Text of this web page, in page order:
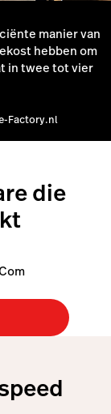
manier van
hebben om
in twee tot vier
Factory.nl
die